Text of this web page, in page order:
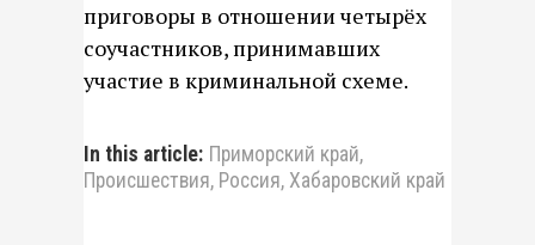
приговоры в отношении четырёх
соучастников, принимавших
участие в криминальной схеме.
In this article: Приморский край,
Происшествия, Россия, Хабаровский край